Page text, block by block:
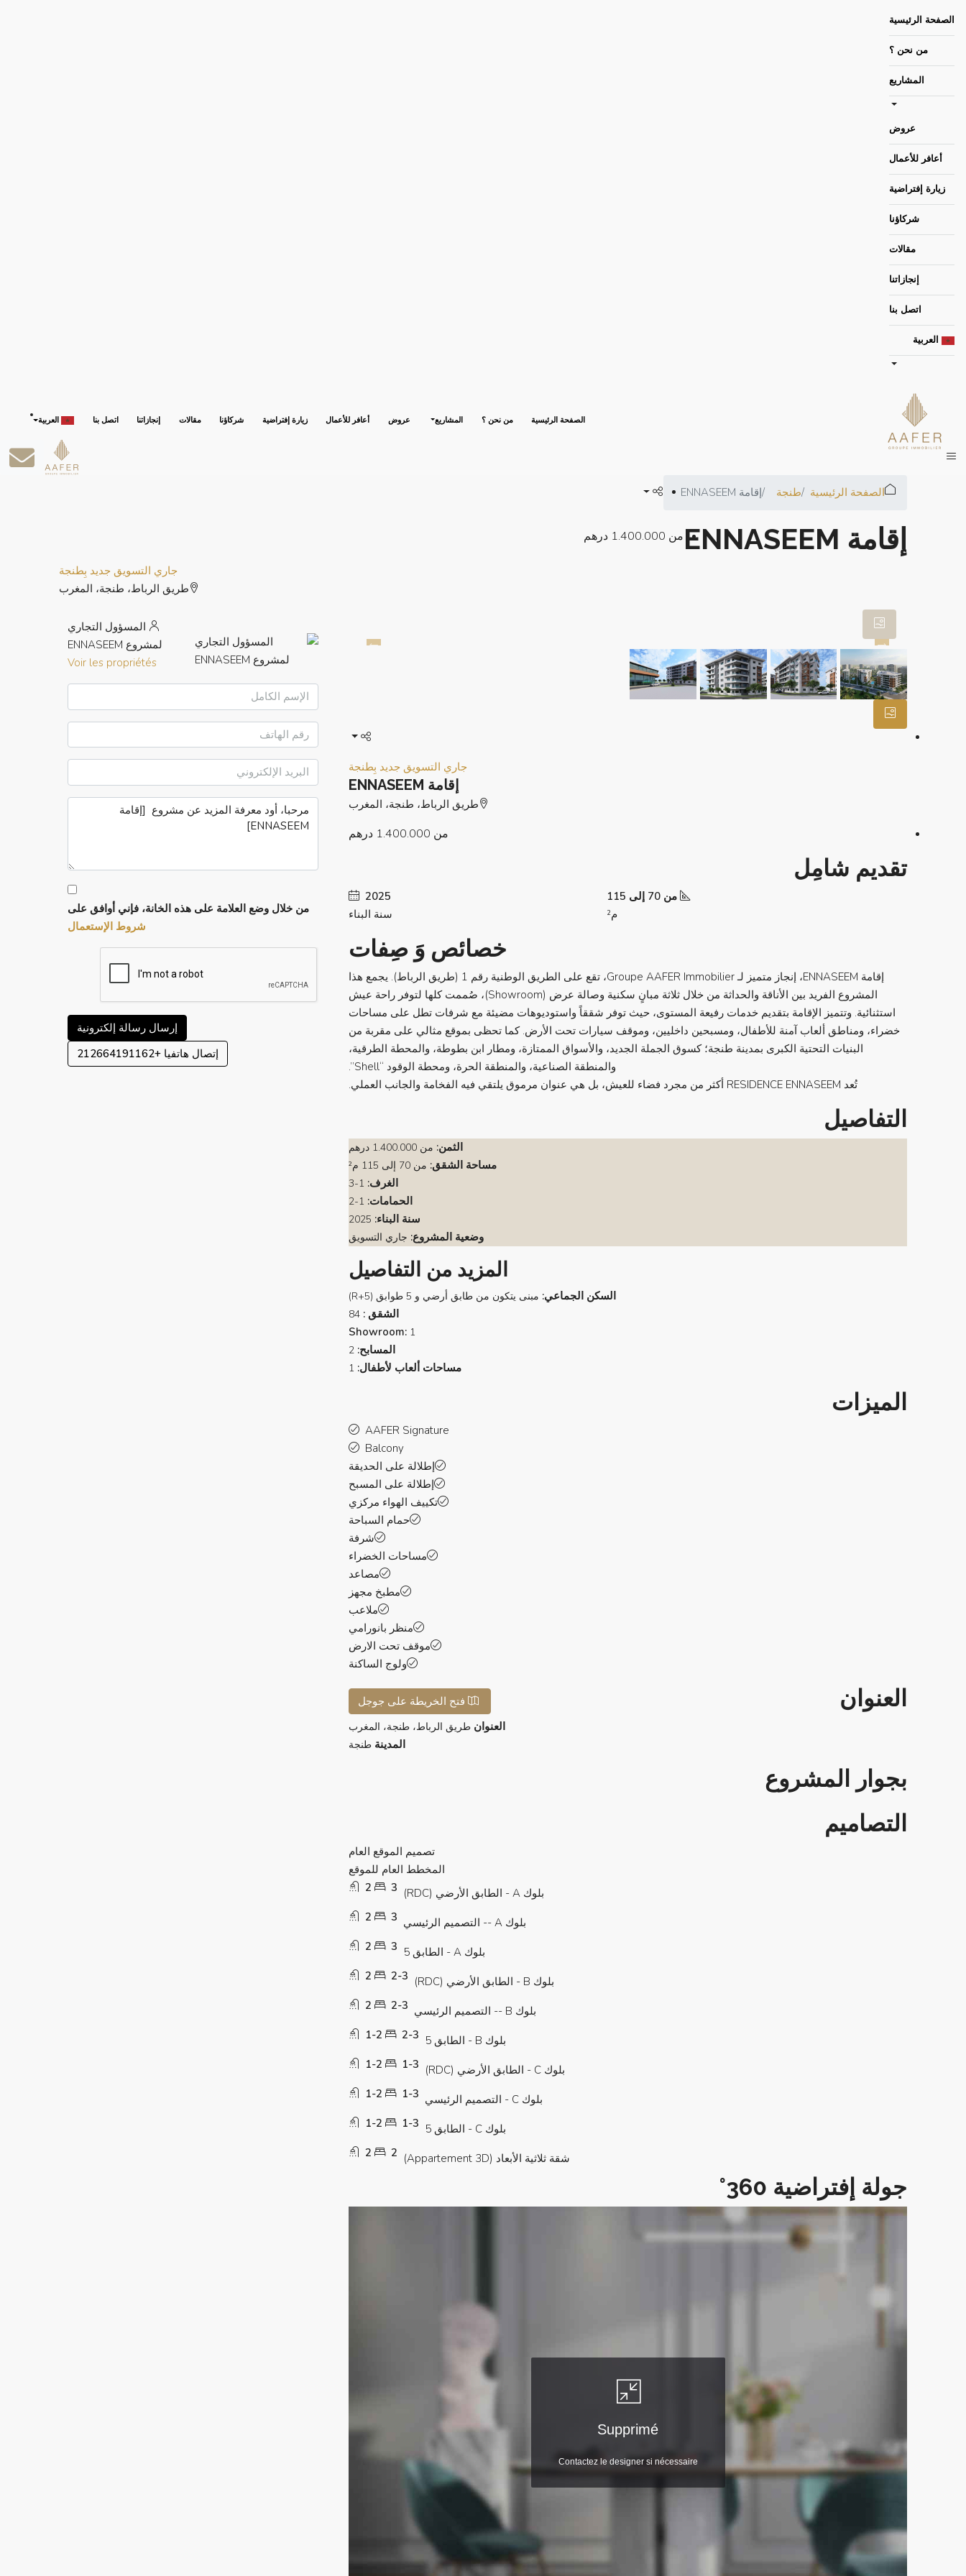
الصفحة الرئيسية
من نحن ؟
المشاريع
عروض
أعافر للأعمال
زيارة إفتراضية
شركاؤنا
مقالات
إنجازاتنا
اتصل بنا
العربية
الصفحة الرئيسية من نحن ؟ المشاريع عروض أعافر للأعمال زيارة إفتراضية شركاؤنا مقالات إنجازاتنا اتصل بنا العربية
الصفحة الرئيسية طنجة إقامة ENNASEEM
إقامة ENNASEEM من 1.400.000 درهم
جاري التسويق جديد بِطنجة
طريق الرباط، طنجة، المغرب
جاري التسويق جديد بِطنجة
إقامة ENNASEEM
طريق الرباط، طنجة، المغرب
من 1.400.000 درهم
تقديم شامِل
من 70 إلى 115
م²
2025
سنة البناء
خصائص وَ صِفات
إقامة ENNASEEM، إنجاز متميز لـ Groupe AAFER Immobilier، تقع على الطريق الوطنية رقم 1 (طريق الرباط). يجمع هذا
المشروع الفريد بين الأناقة والحداثة من خلال ثلاثة مبانٍ سكنية وصالة عرض (Showroom)، صُممت كلها لتوفر راحة عيش
استثنائية. وتتميز الإقامة بتقديم خدمات رفيعة المستوى، حيث توفر شققاً واستوديوهات مضيئة مع شرفات تطل على مساحات
خضراء، ومناطق ألعاب آمنة للأطفال، ومسبحين داخليين، وموقف سيارات تحت الأرض. كما تحظى بموقع مثالي على مقربة من
البنيات التحتية الكبرى بمدينة طنجة؛ كسوق الجملة الجديد، والأسواق الممتازة، ومطار ابن بطوطة، والمحطة الطرقية،
والمنطقة الصناعية، والمنطقة الحرة، ومحطة الوقود “Shell”.
تُعد RESIDENCE ENNASEEM أكثر من مجرد فضاء للعيش، بل هي عنوان مرموق يلتقي فيه الفخامة والجانب العملي.
التفاصيل
الثمن: من
مساحة الشقق: من 70 إلى 115 م²
الغرف: 1-3
الحمامات: 1-2
سنة البناء: 2025
وضعية المشروع: جاري التسويق
المزيد من التفاصيل
السكن الجماعي: مبنى يتكون من طابق أرضي و 5 طوابق (R+5)
الشقق : 84
Showroom: 1
المسابح: 2
مساحات ألعاب لأطفال: 1
الميزات
AAFER Signature
Balcony
إطلالة على الحديقة
إطلالة على المسبح
تكييف الهواء مركزي
حمام السباحة
شرفة
مساحات الخضراء
مصاعد
مطبخ مجهز
ملاعب
منظر بانورامي
موقف تحت الارض
ولوج الساكنة
العنوان
فتح الخريطة على جوجل
العنوان طريق الرباط، طنجة، المغرب
المدينة طنجة
بجوار المشروع
التصاميم
تصميم الموقع العام
المخطط العام للموقع
بلوك A - الطابق الأرضي (RDC)
3
2
بلوك A -- التصميم الرئيسي 3
2
بلوك A - الطابق 5 3
2
بلوك B - الطابق الأرضي (RDC) 2-3
2
بلوك B -- التصميم الرئيسي 2-3
2
بلوك B - الطابق 5 2-3
1-2
بلوك C - الطابق الأرضي (RDC) 1-3
1-2
بلوك C - التصميم الرئيسي 1-3
1-2
بلوك C - الطابق 5 1-3
1-2
شقة ثلاثية الأبعاد (Appartement 3D) 2
2
جولة إفتراضية 360°
المسؤول التجاري
لمشروع ENNASEEM
Voir les propriétés
من خلال وضع العلامة على هذه الخانة، فإني أوافق على
شروط الإستعمال
إرسال رسالة إلكترونية
إتصال هاتفيا +212664191162